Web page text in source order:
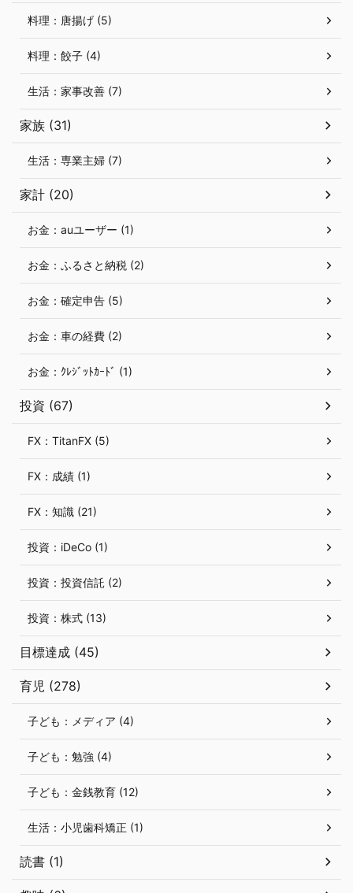
料理：唐揚げ (5)
料理：餃子 (4)
生活：家事改善 (7)
家族 (31)
生活：専業主婦 (7)
家計 (20)
お金：auユーザー (1)
お金：ふるさと納税 (2)
お金：確定申告 (5)
お金：車の経費 (2)
お金：ｸﾚｼﾞｯﾄｶｰﾄﾞ (1)
投資 (67)
FX：TitanFX (5)
FX：成績 (1)
FX：知識 (21)
投資：iDeCo (1)
投資：投資信託 (2)
投資：株式 (13)
目標達成 (45)
育児 (278)
子ども：メディア (4)
子ども：勉強 (4)
子ども：金銭教育 (12)
生活：小児歯科矯正 (1)
読書 (1)